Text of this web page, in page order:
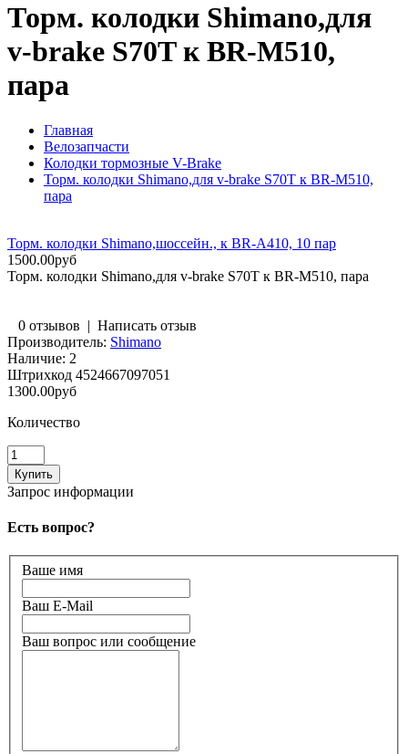
Торм. колодки Shimano,для
v-brake S70T к BR-M510,
пара
Главная
Велозапчасти
Колодки тормозные V-Brake
Торм. колодки Shimano,для v-brake S70T к BR-M510,
пара
Торм. колодки Shimano,шоссейн., к BR-A410, 10 пар
1500.00руб
Торм. колодки Shimano,для v-brake S70T к BR-M510, пара
0 отзывов | Написать отзыв
Производитель: Shimano
Наличие: 2
Штрихкод 4524667097051
1300.00руб
Количество
Запрос информации
Есть вопрос?
Ваше имя
Ваш E-Mail
Ваш вопрос или сообщение